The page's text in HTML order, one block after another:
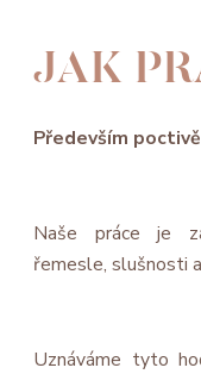
JAK
Především
Naše práce je
řemesle, slušnosti
Uznáváme tyto